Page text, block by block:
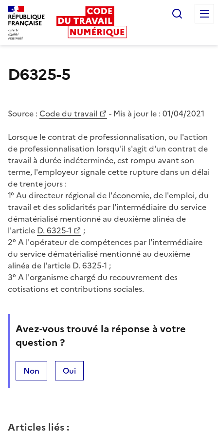
RÉPUBLIQUE
FRANÇAISE
D6325-5
Source : Code du travail - Mis à jour le : 01/04/2021
Lorsque le contrat de professionnalisation, ou l'action
de professionnalisation lorsqu'il s'agit d'un contrat de
travail à durée indéterminée, est rompu avant son
terme, l'employeur signale cette rupture dans un délai
de trente jours :
1° Au directeur régional de l'économie, de l'emploi, du
travail et des solidarités par l'intermédiaire du service
dématérialisé mentionné au deuxième alinéa de
l'article D. 6325-1
;
2° A l'opérateur de compétences par l'intermédiaire
du service dématérialisé mentionné au deuxième
alinéa de l'article D. 6325-1 ;
3° A l'organisme chargé du recouvrement des
cotisations et contributions sociales.
Avez-vous trouvé la réponse à votre
question ?
Non Oui
Articles liés :